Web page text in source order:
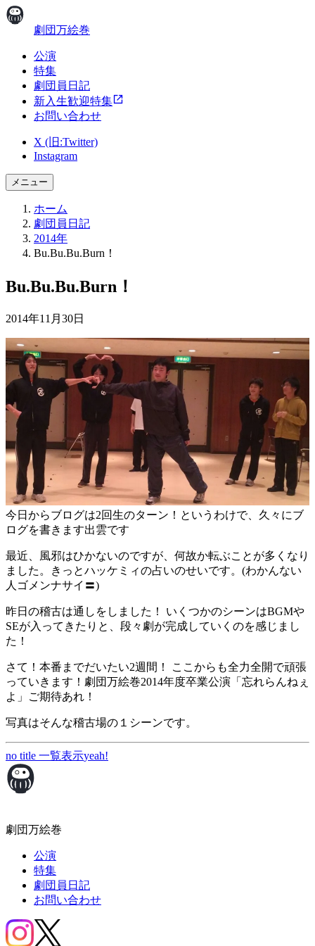
劇団万絵巻
公演
特集
劇団員日記
新入生歓迎特集
お問い合わせ
X (旧:Twitter)
Instagram
メニュー
ホーム
劇団員日記
2014年
Bu.Bu.Bu.Burn！
Bu.Bu.Bu.Burn！
2014年11月30日
今日からブログは2回生のターン！というわけで、久々にブ
ログを書きます出雲です
最近、風邪はひかないのですが、何故か転ぶことが多くなり
ました。きっとハッケミィの占いのせいです。(わかんない
人ゴメンナサイ〓)
昨日の稽古は通しをしました！ いくつかのシーンはBGMや
SEが入ってきたりと、段々劇が完成していくのを感じまし
た！
さて！本番までだいたい2週間！ ここからも全力全開で頑張
っていきます！劇団万絵巻2014年度卒業公演「忘れらんねぇ
よ」ご期待あれ！
写真はそんな稽古場の１シーンです。
no title 一覧表示yeah!
劇団万絵巻
公演
特集
劇団員日記
お問い合わせ